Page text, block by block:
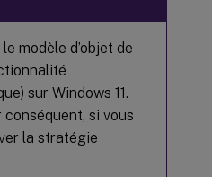
modèle d’objet de
sur Windows 11.
si vous
la stratégie